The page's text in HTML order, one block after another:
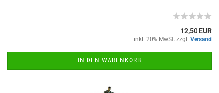
12,50 EUR
inkl. 20% MwSt. zzgl. Versand
IN DEN WARENKORB